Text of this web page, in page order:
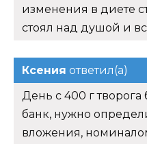
изменения в диете
стоял над душой и
Ксения ответил(а)
День с 400 г
банк, нужно
вложения,